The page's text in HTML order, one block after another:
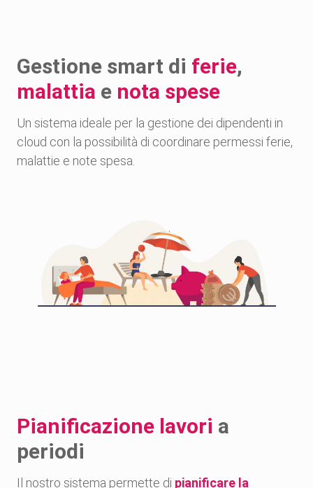
Gestione smart di ferie,
malattia e nota spese
Un sistema ideale per la gestione dei dipendenti in
cloud con la possibilità di coordinare permessi ferie,
malattie e note spesa.
Pianificazione lavori a
periodi
Il nostro sistema permette di pianificare la